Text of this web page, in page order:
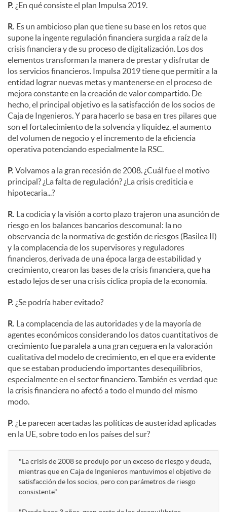
P. ¿En qué consiste el plan Impulsa 2019.
R. Es un ambicioso plan que tiene su base en los retos que
supone la ingente regulación financiera surgida a raíz de la
crisis financiera y de su proceso de digitalización. Los dos
elementos transforman la manera de prestar y disfrutar de
los servicios financieros. Impulsa 2019 tiene que permitir a la
entidad lograr nuevas metas y mantenerse en el proceso de
mejora constante en la creación de valor compartido. De
hecho, el principal objetivo es la satisfacción de los socios de
Caja de Ingenieros. Y para hacerlo se basa en tres pilares que
son el fortalecimiento de la solvencia y liquidez, el aumento
del volumen de negocio y el incremento de la eficiencia
operativa potenciando especialmente la RSC.
P. Volvamos a la gran recesión de 2008. ¿Cuál fue el motivo
principal? ¿La falta de regulación? ¿La crisis crediticia e
hipotecaria...?
R. La codicia y la visión a corto plazo trajeron una asunción de
riesgo en los balances bancarios descomunal: la no
observancia de la normativa de gestión de riesgos (Basilea II)
y la complacencia de los supervisores y reguladores
financieros, derivada de una época larga de estabilidad y
crecimiento, crearon las bases de la crisis financiera, que ha
estado lejos de ser una crisis cíclica propia de la economía.
P. ¿Se podría haber evitado?
R. La complacencia de las autoridades y de la mayoría de
agentes económicos considerando los datos cuantitativos de
crecimiento fue paralela a una gran ceguera en la valoración
cualitativa del modelo de crecimiento, en el que era evidente
que se estaban produciendo importantes desequilibrios,
especialmente en el sector financiero. También es verdad que
la crisis financiera no afectó a todo el mundo del mismo
modo.
P. ¿Le parecen acertadas las políticas de austeridad aplicadas
en la UE, sobre todo en los países del sur?
"La crisis de 2008 se produjo por un exceso de riesgo y deuda,
mientras que en Caja de Ingenieros mantuvimos el objetivo de
satisfacción de los socios, pero con parámetros de riesgo
consistente"